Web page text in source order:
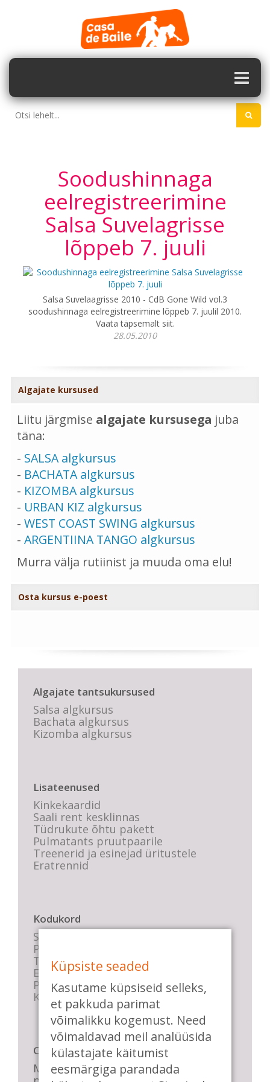
Soodushinnaga
eelregistreerimine
Salsa Suvelagrisse
lõppeb 7. juuli
Salsa Suvelaagrisse 2010 - CdB Gone Wild vol.3
soodushinnaga eelregistreerimine lõppeb 7. juulil 2010.
Vaata täpsemalt siit.
28.05.2010
Algajate kursused
Liitu järgmise algajate kursusega juba
täna:
- SALSA algkursus
- BACHATA algkursus
- KIZOMBA algkursus
- URBAN KIZ algkursus
- WEST COAST SWING algkursus
- ARGENTIINA TANGO algkursus
Murra välja rutiinist ja muuda oma elu!
Osta kursus e-poest
Algajate tantsukursused
Salsa algkursus
Bachata algkursus
Kizomba algkursus
Lisateenused
Kinkekaardid
Saali rent kesklinnas
Tüdrukute õhtu pakett
Pulmatants pruutpaarile
Treenerid ja esinejad üritustele
Eratrennid
Kodukord
Stuudio sisekord
Privaatsustingimused
Tasemete kirjeldused
E-poe tingimused
Parkimise info
KKK
Casa de Baile
Me pühendume lõbusale olemisele,
Küpsiste seaded
Kasutame küpsiseid selleks,
et pakkuda parimat
võimalikku kogemust. Need
võimaldavad meil analüüsida
külastajate käitumist
eesmärgiga parandada